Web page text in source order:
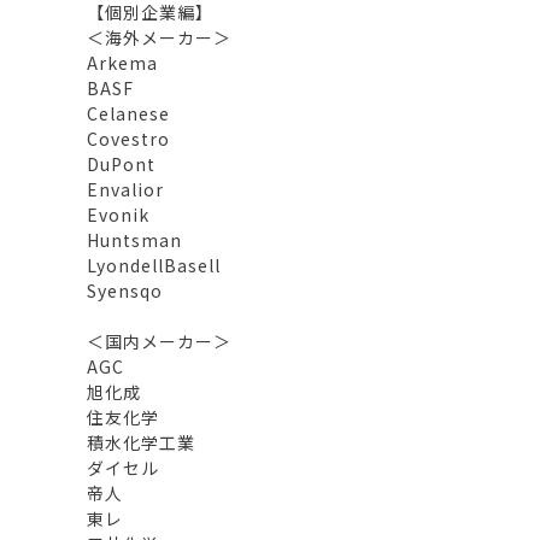
【個別企業編】
＜海外メーカー＞
Arkema
BASF
Celanese
Covestro
DuPont
Envalior
Evonik
Huntsman
LyondellBasell
Syensqo
＜国内メーカー＞
AGC
旭化成
住友化学
積水化学工業
ダイセル
帝人
東レ